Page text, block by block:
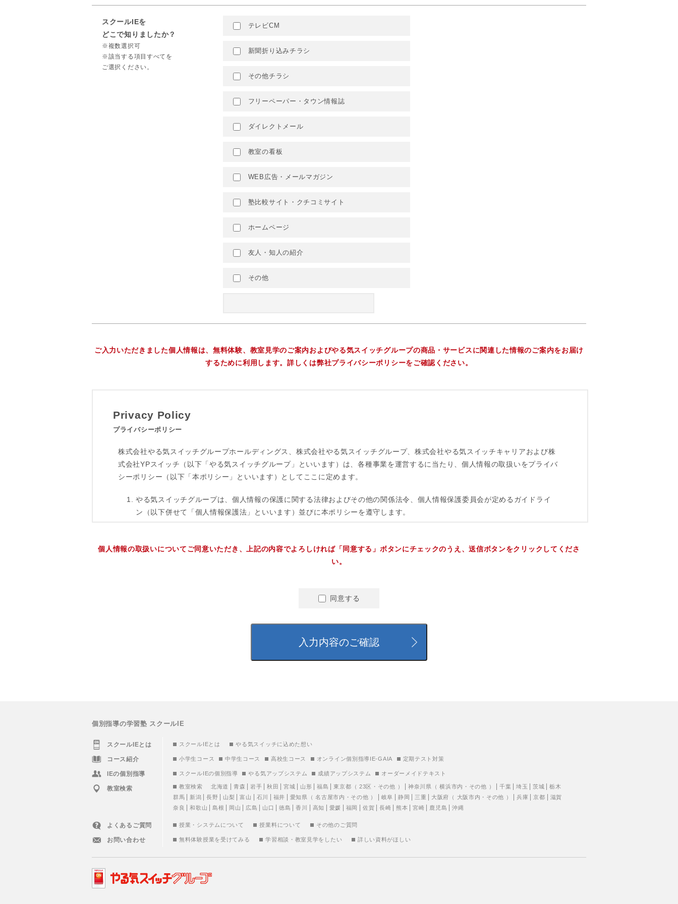
スクールIEを
どこで知りましたか？
※複数選択可
※該当する項目すべてを
ご選択ください。
テレビCM
新聞折り込みチラシ
その他チラシ
フリーペーパー・タウン情報誌
ダイレクトメール
教室の看板
WEB広告・メールマガジン
塾比較サイト・クチコミサイト
ホームページ
友人・知人の紹介
その他
ご入力いただきました個人情報は、無料体験、教室見学のご案内およびやる気スイッチグループの商品・サービスに関連した情報のご案内をお届け
するために利用します。詳しくは弊社プライバシーポリシーをご確認ください。
個人情報の取扱いについてご同意いただき、上記の内容でよろしければ「同意する」ボタンにチェックのうえ、送信ボタンをクリックしてくださ
い。
同意する
個別指導の学習塾 スクールIE
スクールIEとは スクールIEとは やる気スイッチに込めた想い
コース紹介 小学生コース 中学生コース 高校生コース オンライン個別指導IE-GAIA 定期テスト対策
IEの個別指導 スクールIEの個別指導 やる気アップシステム 成績アップシステム オーダーメイドテキスト
教室検索 教室検索 北海道 青森 岩手 秋田 宮城 山形 福島 東京都 （ 23区 ・ その他 ） 神奈川県 （横浜市内 ・ その他 ） 千葉 埼玉 茨城
栃木
群馬
新潟 長野 山梨 富山 石川 福井 愛知県 （名古屋市内 ・ その他 ） 岐阜 静岡 三重 大阪府 （ 大阪市内 ・ その他 ） 兵庫 京都
滋賀
奈良
和歌山 島根 岡山 広島 山口 徳島 香川 高知 愛媛 福岡 佐賀 長崎 熊本 宮崎 鹿児島 沖縄
よくあるご質問 授業・システムについて 授業料について その他のご質問
お問い合わせ 無料体験授業を受けてみる 学習相談・教室見学をしたい 詳しい資料がほしい